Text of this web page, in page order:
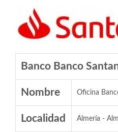
Banco Banco
Nombre Oficina
Localidad Almería -